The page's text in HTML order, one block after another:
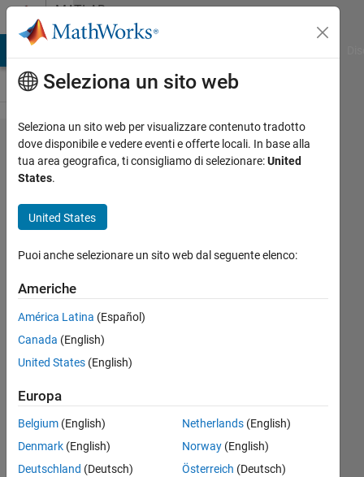
Vai al contenutoMATLAB
Answers
How to
have an
space in a
operations
Alfredo
23 Apr
2022
Risposta
accettata
Seleziona un sito web
Seleziona un sito web per visualizzare contenuto tradotto
dove disponibile e vedere eventi e offerte locali. In base alla
tua area geografica, ti consigliamo di selezionare:United
States.
United States
Puoi anche selezionare un sito web dal seguente elenco:
Americhe
América Latina (Español)
Canada (English)
United States (English)
Europa
Belgium (English)
Denmark (English)
Deutschland (Deutsch)
Netherlands(English)
Norway(English)
Österreich (Deutsch)